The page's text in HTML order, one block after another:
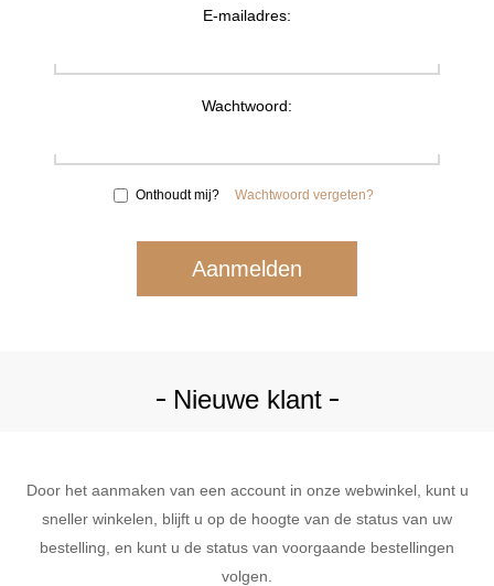
E-mailadres:
Wachtwoord:
Onthoudt mij? Wachtwoord vergeten?
Nieuwe klant
Door het aanmaken van een account in onze webwinkel, kunt u
sneller winkelen, blijft u op de hoogte van de status van uw
bestelling, en kunt u de status van voorgaande bestellingen
volgen.